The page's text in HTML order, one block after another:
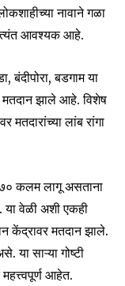
नावाने गळा
आवश्यक आहे.
बंदीपोरा, बडगाम या
मतदान झाले आहे. विशेष
लांब रांगा
कलम लागू असताना
वेळी अशी एकही
केंद्रावर मतदान झाले.
या साऱ्या गोष्टी
आहेत.